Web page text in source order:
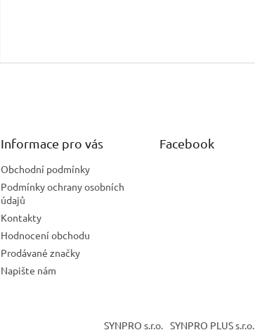
Informace pro vás
Obchodní podmínky
Podmínky ochrany osobních
údajů
Kontakty
Hodnocení obchodu
Prodávané značky
Napište nám
Facebook
SYNPRO s.r.o. SYNPRO PLUS s.r.o.